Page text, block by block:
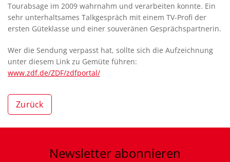
Tourabsage im 2009 wahrnahm und verarbeiten konnte. Ein
sehr unterhaltsames Talkgespräch mit einem TV-Profi der
ersten Güteklasse und einer souveränen Gesprächspartnerin.
Wer die Sendung verpasst hat, sollte sich die Aufzeichnung
unter diesem Link zu Gemüte führen:
www.zdf.de/ZDF/zdfportal/
Zurück
Newsletter abonnieren